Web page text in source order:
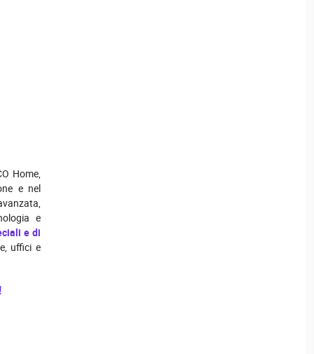
Home,
e nel
e
e di
uffici e